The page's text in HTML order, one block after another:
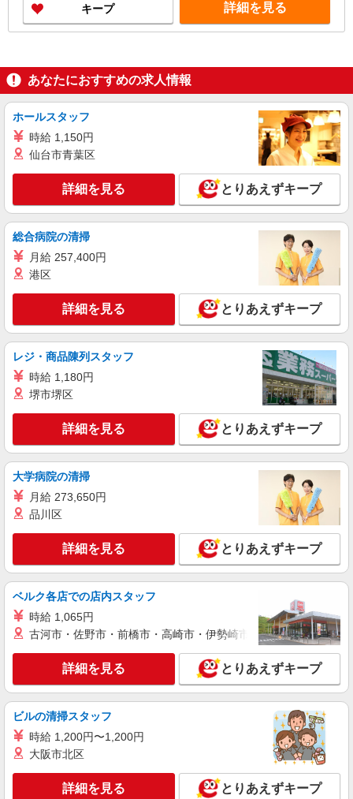
キープ 詳細を見る
あなたにおすすめの求人情報
ホールスタッフ
時給 1,150円
仙台市青葉区
詳細を見る とりあえずキープ
総合病院の清掃
月給 257,400円
港区
詳細を見る とりあえずキープ
レジ・商品陳列スタッフ
時給 1,180円
堺市堺区
詳細を見る とりあえずキープ
大学病院の清掃
月給 273,650円
品川区
詳細を見る とりあえずキープ
ベルク各店での店内スタッフ
時給 1,065円
古河市・佐野市・前橋市・高崎市・伊勢崎市・太田市・館林市
詳細を見る とりあえずキープ
ビルの清掃スタッフ
時給 1,200円〜1,200円
大阪市北区
詳細を見る とりあえずキープ